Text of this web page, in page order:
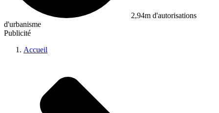
2,94m d'autorisations
d'urbanisme
Publicité
Accueil